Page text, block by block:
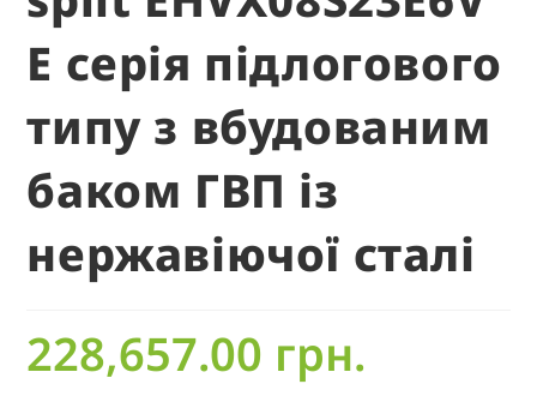
E серія підлогового
типу з вбудованим
баком ГВП із
нержавіючої сталі
228,657.00 грн.